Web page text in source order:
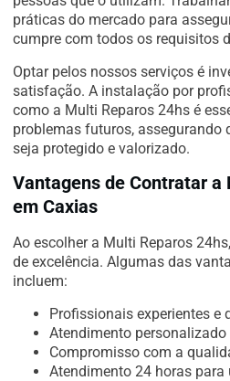
práticas do mercado para
cumpre com todos os requisitos
Optar pelos nossos serviços é
satisfação. A instalação por
como a Multi Reparos 24hs é
problemas futuros, assegurando
seja protegido e valorizado.
Vantagens de Contratar a
em Caxias
Ao escolher a Multi Reparos
de excelência. Algumas das
incluem:
Profissionais experientes e
Atendimento
Compromisso com a
Atendimento 24 horas para